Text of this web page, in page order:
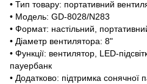
• Тип товару: портативний
• Модель: GD-8028/N283
• Формат: настільний,
• Діаметр вентилятора: 8"
• Функції: вентилятор, LED-
пауербанк
• Додатково: підтримка сонячної